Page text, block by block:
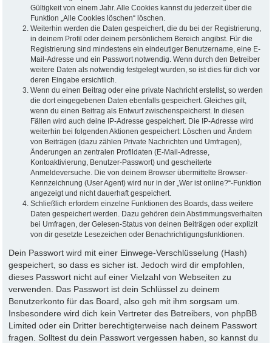
Gültigkeit von einem Jahr. Alle Cookies kannst du jederzeit über die
Funktion „Alle Cookies löschen“ löschen.
Weiterhin werden die Daten gespeichert, die du bei der Registrierung,
in deinem Profil oder deinem persönlichem Bereich angibst. Für die
Registrierung sind mindestens ein eindeutiger Benutzername, eine E-
Mail-Adresse und ein Passwort notwendig. Wenn durch den Betreiber
weitere Daten als notwendig festgelegt wurden, so ist dies für dich vor
deren Eingabe ersichtlich.
Wenn du einen Beitrag oder eine private Nachricht erstellst, so werden
die dort eingegebenen Daten ebenfalls gespeichert. Gleiches gilt,
wenn du einen Beitrag als Entwurf zwischenspeicherst. In diesen
Fällen wird auch deine IP-Adresse gespeichert. Die IP-Adresse wird
weiterhin bei folgenden Aktionen gespeichert: Löschen und Ändern
von Beiträgen (dazu zählen Private Nachrichten und Umfragen),
Änderungen an zentralen Profildaten (E-Mail-Adresse,
Kontoaktivierung, Benutzer-Passwort) und gescheiterte
Anmeldeversuche. Die von deinem Browser übermittelte Browser-
Kennzeichnung (User Agent) wird nur in der „Wer ist online?“-Funktion
angezeigt und nicht dauerhaft gespeichert.
Schließlich erfordern einzelne Funktionen des Boards, dass weitere
Daten gespeichert werden. Dazu gehören dein Abstimmungsverhalten
bei Umfragen, der Gelesen-Status von deinen Beiträgen oder explizit
von dir gesetzte Lesezeichen oder Benachrichtigungsfunktionen.
Dein Passwort wird mit einer Einwege-Verschlüsselung (Hash)
gespeichert, so dass es sicher ist. Jedoch wird dir empfohlen,
dieses Passwort nicht auf einer Vielzahl von Webseiten zu
verwenden. Das Passwort ist dein Schlüssel zu deinem
Benutzerkonto für das Board, also geh mit ihm sorgsam um.
Insbesondere wird dich kein Vertreter des Betreibers, von phpBB
Limited oder ein Dritter berechtigterweise nach deinem Passwort
fragen. Solltest du dein Passwort vergessen haben, so kannst du